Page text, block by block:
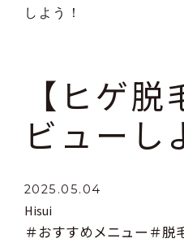
しよう！
【ヒゲ
ビューし
2025.05.04
Hisui
＃おすすめメニュー ＃脱